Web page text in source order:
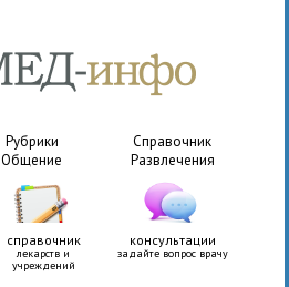
Рубрики
Справочник
Общение Развлечения
справочник
лекарств и
учреждений
консультации
задайте вопрос врачу